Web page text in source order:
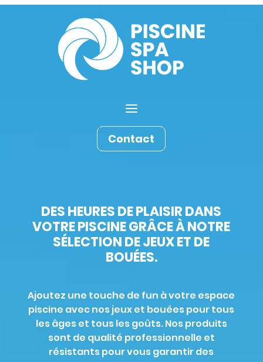
Contact
DES HEURES DE PLAISIR DANS
VOTRE PISCINE GRÂCE À NOTRE
SÉLECTION DE JEUX ET DE
BOUÉES.
Ajoutez une touche de fun à votre espace
piscine avec nos jeux et bouées pour tous
les âges et tous les goûts. Nos produits
sont de qualité professionnelle et
résistants pour vous garantir des